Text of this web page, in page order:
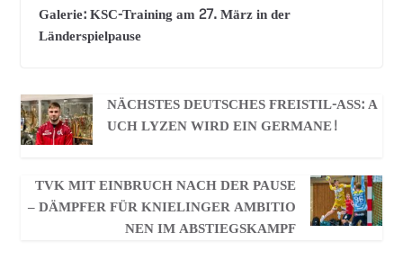
Galerie: KSC-Training am 27. März in der
Länderspielpause
NÄCHSTES DEUTSCHES FREISTIL-ASS: A
UCH LYZEN WIRD EIN GERMANE!
TVK MIT EINBRUCH NACH DER PAUSE
– DÄMPFER FÜR KNIELINGER AMBITIO
NEN IM ABSTIEGSKAMPF